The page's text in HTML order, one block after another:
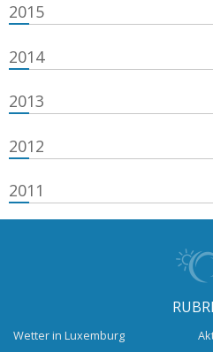
2015
2014
2013
2012
2011
Wetter in Luxemburg